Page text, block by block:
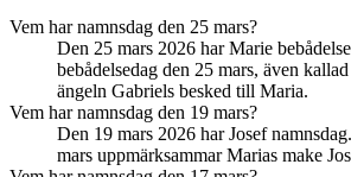
Vem har namnsdag den 25 mars?
Den 25 mars 2026 har Marie
bebådelsedag den 25 mars, även
ängeln Gabriels besked till Maria.
Vem har namnsdag den 19 mars?
Den 19 mars 2026 har Josef
mars uppmärksammar Marias make